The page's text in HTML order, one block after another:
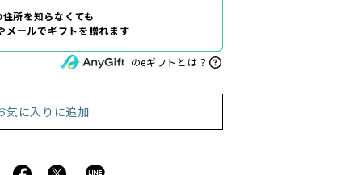
所を知らなくても
メールでギフトを贈れます
のeギフトとは？
気に入りに追加